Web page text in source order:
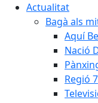
Actualitat
Bagà als
Aquí
Nació
Regió 7